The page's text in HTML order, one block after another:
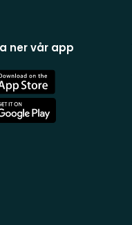
ner vår app